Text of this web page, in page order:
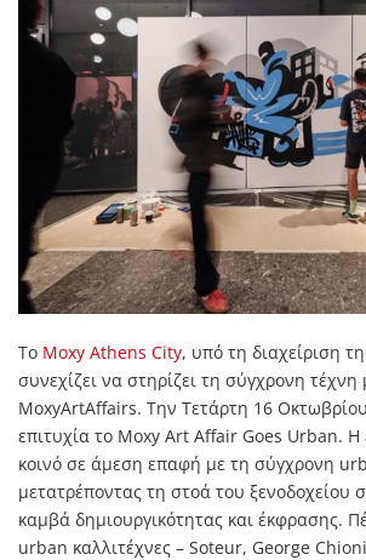
Το Moxy Athens City, υπό τη διαχείριση
συνεχίζει να στηρίζει τη σύγχρονη
MoxyArtAffairs. Την Τετάρτη 16
επιτυχία το Moxy Art Affair Goes Urban.
κοινό σε άμεση επαφή με τη σύγχρονη
μετατρέποντας τη στοά του ξενοδοχείου
καμβά δημιουργικότητας και έκφρασης.
urban καλλιτέχνες – Soteur, George